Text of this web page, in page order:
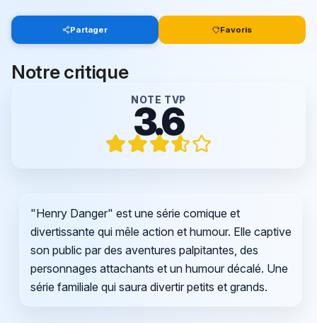
Partager Favoris
Notre critique
NOTE TVP
3.6
"Henry Danger" est une série comique et
divertissante qui mêle action et humour. Elle captive
son public par des aventures palpitantes, des
personnages attachants et un humour décalé. Une
série familiale qui saura divertir petits et grands.